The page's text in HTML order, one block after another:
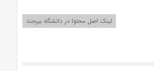
لینک اصل محتوا در دانشگاه بیرجند